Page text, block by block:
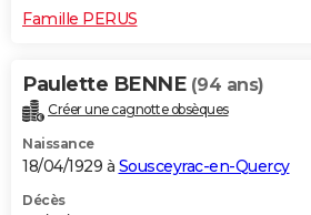
Famille PERUS
Paulette BENNE (94 ans)
Créer une cagnotte obsèques
Naissance
18/04/1929 à Sousceyrac-en-Quercy
Décès